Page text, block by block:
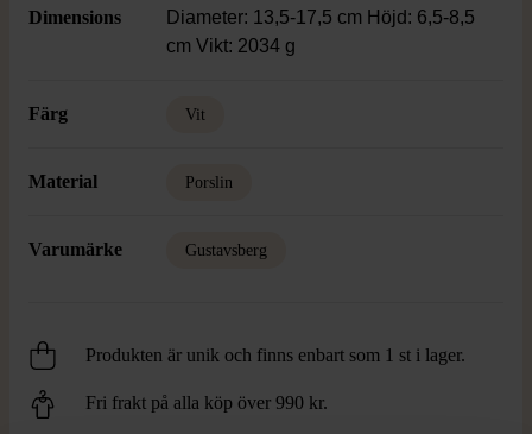
Dimensions
Diameter: 13,5-17,5 cm Höjd: 6,5-8,5
cm Vikt: 2034 g
Färg Vit
Material Porslin
Varumärke Gustavsberg
Produkten är unik och finns enbart som 1 st i lager.
Fri frakt på alla köp över 990 kr.